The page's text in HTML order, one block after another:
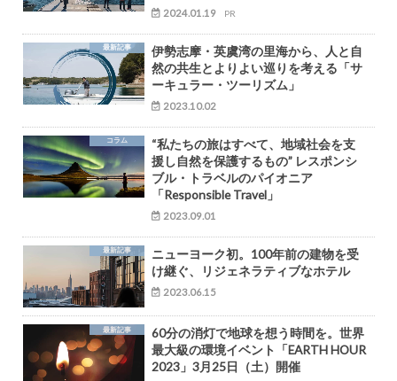
2024.01.19 PR
最新記事
伊勢志摩・英虞湾の里海から、人と自
然の共生とよりよい巡りを考える「サ
ーキュラー・ツーリズム」
2023.10.02
コラム
“私たちの旅はすべて、地域社会を支
援し自然を保護するもの” レスポンシ
ブル・トラベルのパイオニア
「Responsible Travel」
2023.09.01
最新記事
ニューヨーク初。100年前の建物を受
け継ぐ、リジェネラティブなホテル
2023.06.15
最新記事
60分の消灯で地球を想う時間を。世界
最大級の環境イベント「EARTH HOUR
2023」3月25日（土）開催